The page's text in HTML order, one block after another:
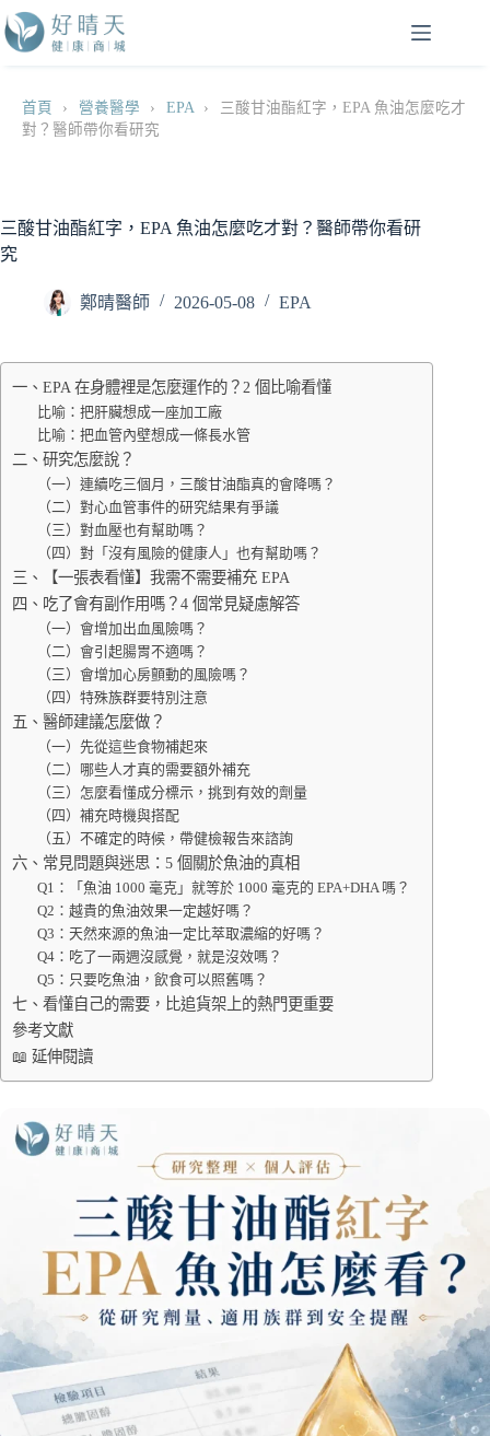
跳
至
首頁 › 營養醫學 › EPA ›
三酸甘油酯紅字，EPA 魚油怎麼吃才
對？醫師帶你看研究
三酸甘油酯紅字，EPA 魚油怎麼吃才對？醫師帶你看研
究
鄭晴醫師 2026-05-08 EPA
一、EPA 在身體裡是怎麼運作的？2 個比喻看懂
比喻：把肝臟想成一座加工廠
比喻：把血管內壁想成一條長水管
二、研究怎麼說？
（一）連續吃三個月，三酸甘油酯真的會降嗎？
（二）對心血管事件的研究結果有爭議
（三）對血壓也有幫助嗎？
（四）對「沒有風險的健康人」也有幫助嗎？
三、【一張表看懂】我需不需要補充 EPA
四、吃了會有副作用嗎？4 個常見疑慮解答
（一）會增加出血風險嗎？
（二）會引起腸胃不適嗎？
（三）會增加心房顫動的風險嗎？
（四）特殊族群要特別注意
五、醫師建議怎麼做？
（一）先從這些食物補起來
（二）哪些人才真的需要額外補充
（三）怎麼看懂成分標示，挑到有效的劑量
（四）補充時機與搭配
（五）不確定的時候，帶健檢報告來諮詢
六、常見問題與迷思：5 個關於魚油的真相
Q1：「魚油 1000 毫克」就等於 1000 毫克的 EPA+DHA 嗎？
Q2：越貴的魚油效果一定越好嗎？
Q3：天然來源的魚油一定比萃取濃縮的好嗎？
Q4：吃了一兩週沒感覺，就是沒效嗎？
Q5：只要吃魚油，飲食可以照舊嗎？
七、看懂自己的需要，比追貨架上的熱門更重要
參考文獻
📖 延伸閱讀